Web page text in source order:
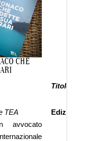
CHE
Titolo:
TEA Edizione:
avvocato